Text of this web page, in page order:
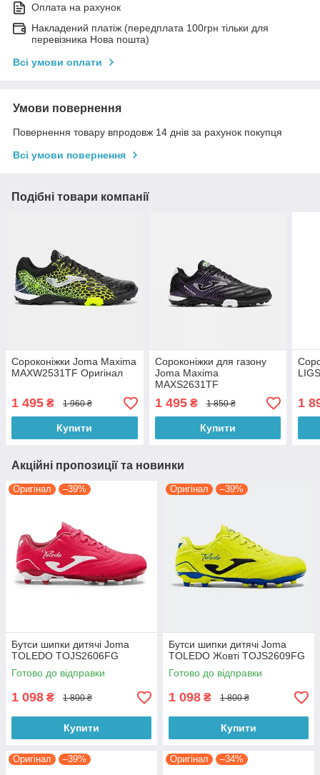
Оплата на рахунок
Накладений платіж (передплата 100грн тільки для
перевізника Нова пошта)
Всі умови оплати
Умови повернення
Повернення товару впродовж 14 днів за рахунок покупця
Всі умови повернення
Подібні товари компанії
Сороконіжки Joma Maxima
MAXW2531TF Оригінал
1 495 ₴ 1 960 ₴
Купити
Сороконіжки для газону
Joma Maxima
MAXS2631TF
1 495₴ 1 850 ₴
Купити
1
Акційні пропозиції та новинки
Оригінал –39%
Бутси шипки дитячі Joma
TOLEDO TOJS2606FG
Готово до відправки
1 098 ₴ 1 800 ₴
Купити
Оригінал –39%
Бутси шипки дитячі Joma
TOLEDO Жовті TOJS2609FG
Готово до відправки
1 098 ₴ 1 800 ₴
Купити
Оригінал –39% Оригінал –34%